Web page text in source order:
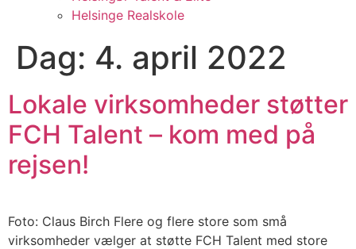
Helsinge Realskole
Dag: 4. april 2022
Lokale virksomheder støtter
FCH Talent – kom med på
rejsen!
Foto: Claus Birch Flere og flere store som små
virksomheder vælger at støtte FCH Talent med store